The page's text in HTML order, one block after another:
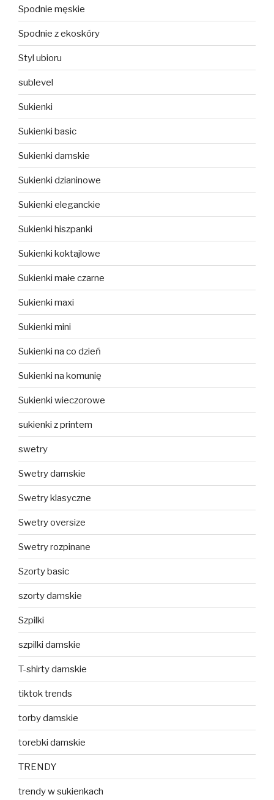
Spodnie męskie
Spodnie z ekoskóry
Styl ubioru
sublevel
Sukienki
Sukienki basic
Sukienki damskie
Sukienki dzianinowe
Sukienki eleganckie
Sukienki hiszpanki
Sukienki koktajlowe
Sukienki małe czarne
Sukienki maxi
Sukienki mini
Sukienki na co dzień
Sukienki na komunię
Sukienki wieczorowe
sukienki z printem
swetry
Swetry damskie
Swetry klasyczne
Swetry oversize
Swetry rozpinane
Szorty basic
szorty damskie
Szpilki
szpilki damskie
T-shirty damskie
tiktok trends
torby damskie
torebki damskie
TRENDY
trendy w sukienkach